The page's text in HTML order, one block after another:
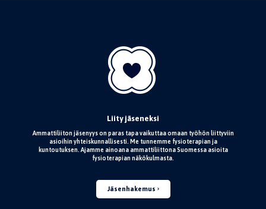
Liity jäseneksi
Ammattiliiton jäsenyys on paras tapa vaikuttaa omaan työhön liittyviin
asioihin yhteiskunnallisesti. Me tunnemme fysioterapian ja
kuntoutuksen. Ajamme ainoana ammattiliittona Suomessa asioita
fysioterapian näkökulmasta.
Jäsenhakemus